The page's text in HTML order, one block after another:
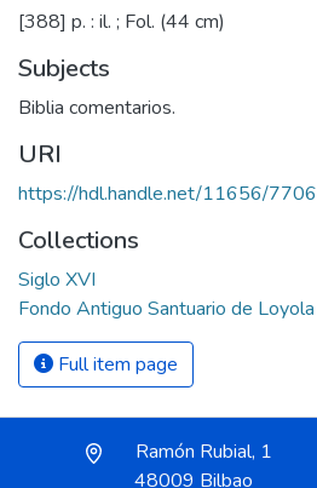
[388] p. : il. ; Fol. (44 cm)
Subjects
Biblia comentarios.
URI
https://hdl.handle.net/11656/7706
Collections
Siglo XVI
Fondo Antiguo Santuario de Loyola
Full item page
Ramón Rubial, 1
48009 Bilbao